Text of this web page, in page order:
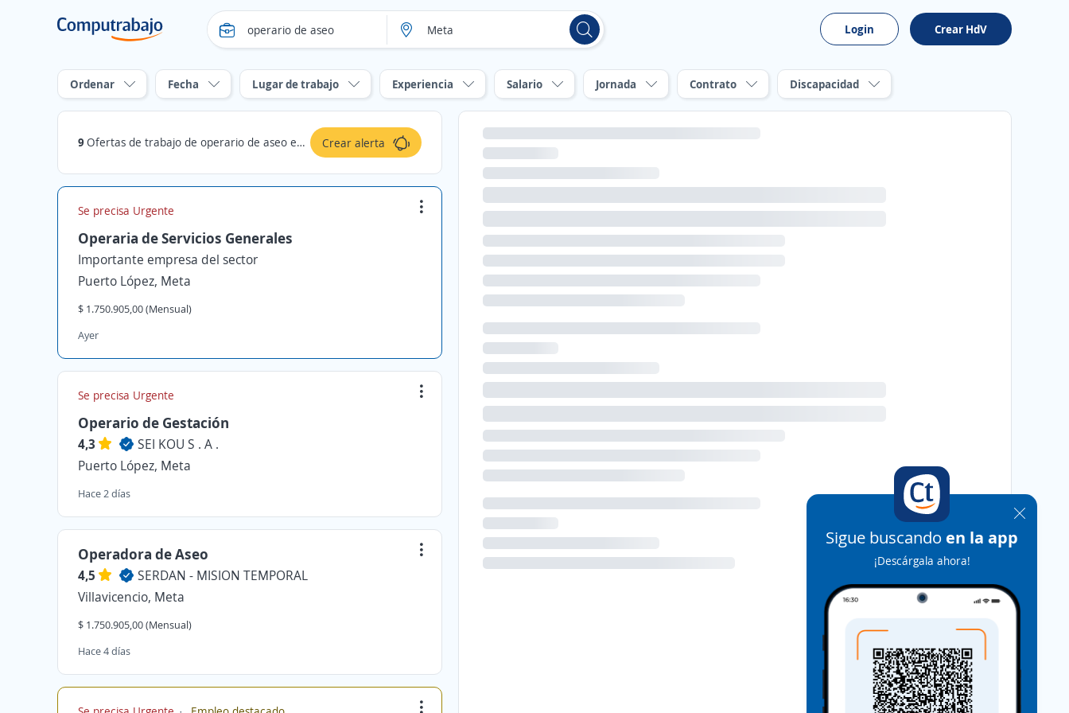
Login Crear HdV
Ordenar Fecha Lugar de trabajo Experiencia Salario Jornada Contrato Discapacidad
9 Ofertas de trabajo de operario de aseo en Meta Crear alerta
Se precisa Urgente
Operaria de Servicios Generales
Importante empresa del sector
Puerto López, Meta
$ 1.750.905,00 (Mensual)
Ayer
Se precisa Urgente
Operario de Gestación
4,3
SEI KOU S . A .
Puerto López, Meta
Hace 2 días
Operadora de Aseo
4,5
SERDAN - MISION TEMPORAL
Villavicencio, Meta
$ 1.750.905,00 (Mensual)
Hace 4 días
Sigue buscando en la app
¡Descárgala ahora!